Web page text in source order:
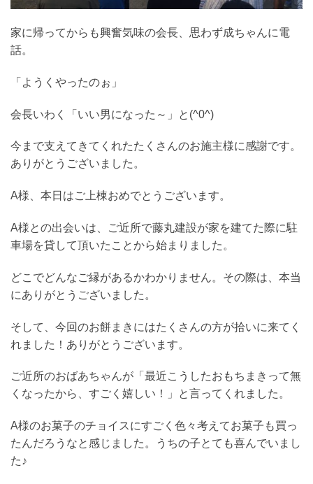
家に帰ってからも興奮気味の会長、思わず成ちゃんに電
話。
「ようくやったのぉ」
会長いわく「いい男になった～」と(^0^)
今まで支えてきてくれたたくさんのお施主様に感謝です。
ありがとうございました。
A様、本日はご上棟おめでとうございます。
A様との出会いは、ご近所で藤丸建設が家を建てた際に駐
車場を貸して頂いたことから始まりました。
どこでどんなご縁があるかわかりません。その際は、本当
にありがとうございました。
そして、今回のお餅まきにはたくさんの方が拾いに来てく
れました！ありがとうございます。
ご近所のおばあちゃんが「最近こうしたおもちまきって無
くなったから、すごく嬉しい！」と言ってくれました。
A様のお菓子のチョイスにすごく色々考えてお菓子も買っ
たんだろうなと感じました。うちの子とても喜んでいまし
た♪